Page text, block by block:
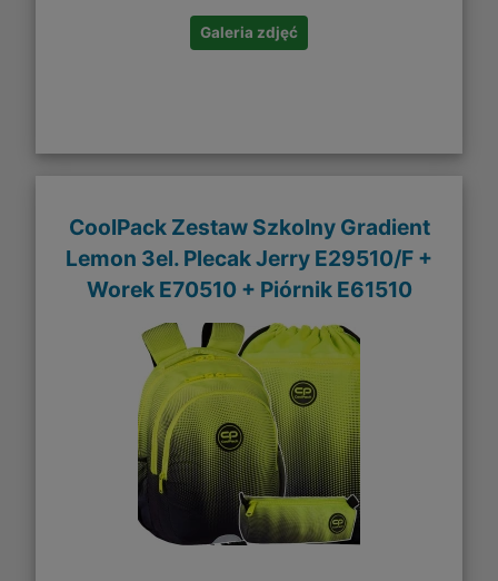
Galeria zdjęć
CoolPack Zestaw Szkolny Gradient
Lemon 3el. Plecak Jerry E29510/F +
Worek E70510 + Piórnik E61510